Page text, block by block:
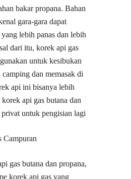
bakar propana. Bahan
gara-gara dapat
lebih panas dan lebih
dari itu, korek api gas
untuk kesibukan
dan memasak di
api ini bisanya lebih
api gas butana dan
untuk pengisian lagi
Campuran
gas butana dan propana,
korek api gas yang